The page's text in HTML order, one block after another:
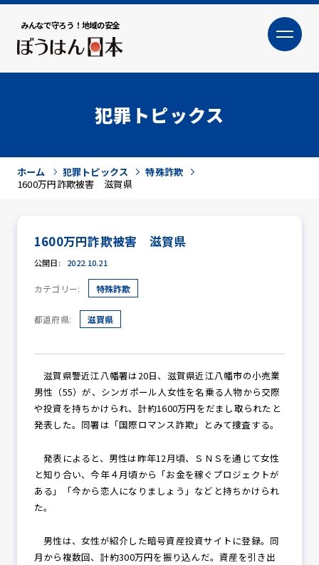
みんなで守ろう！地域の安全
大
防犯活動ニュース
防犯パトロール
防犯セミナー
防犯対策情報
防犯協力会について
犯罪トピックス
ホーム 犯罪トピックス
特殊詐欺
1600万円詐欺被害 滋賀県
1600万円詐欺被害 滋賀県
公開日: 2022.10.21
カテゴリー: 特殊詐欺
都道府県: 滋賀県
滋賀県警近江八幡署は20日、滋賀県近江八幡市の小売業
男性（55）が、シンガポール人女性を名乗る人物から交際
や投資を持ちかけられ、計約1600万円をだまし取られたと
発表した。同署は「国際ロマンス詐欺」とみて捜査する。
発表によると、男性は昨年12月頃、ＳＮＳを通じて女性
と知り合い、今年４月頃から「お金を稼ぐプロジェクトが
ある」「今から恋人になりましょう」などと持ちかけられ
た。
男性は、女性が紹介した暗号資産投資サイトに登録。同
月から複数回、計約300万円を振り込んだ。資産を引き出